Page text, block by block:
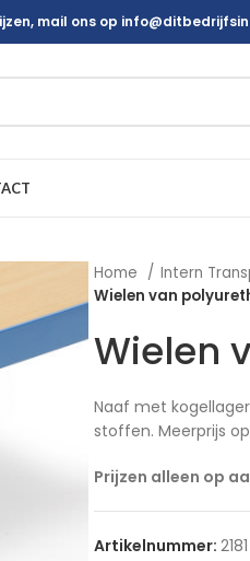
mail ons op
Home Intern
Wielen van
Wielen
Naaf met
stoffen. Meerprijs
Prijzen alleen op
Artikelnummer: 2181